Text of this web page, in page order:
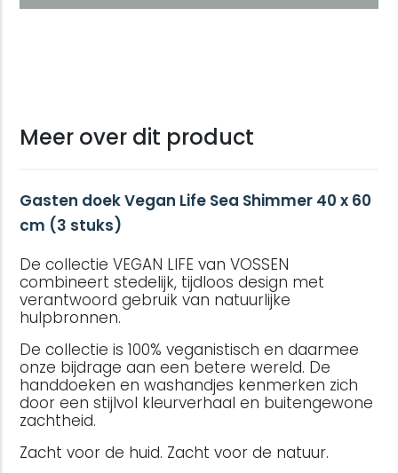
Meer over dit product
Gasten doek Vegan Life Sea Shimmer 40 x 60
cm (3 stuks)
De collectie VEGAN LIFE van VOSSEN
combineert stedelijk, tijdloos design met
verantwoord gebruik van natuurlijke
hulpbronnen.
De collectie is 100% veganistisch en daarmee
onze bijdrage aan een betere wereld. De
handdoeken en washandjes kenmerken zich
door een stijlvol kleurverhaal en buitengewone
zachtheid.
Zacht voor de huid. Zacht voor de natuur.